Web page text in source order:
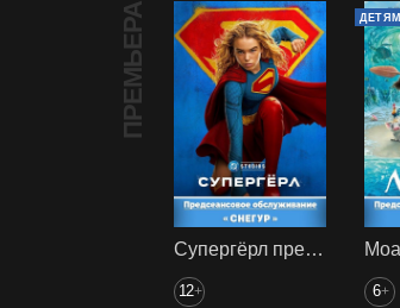
ПРЕМЬЕРА
Супергёрл предс. обсл. Снегур
12+
ДЕТЯМ
6+